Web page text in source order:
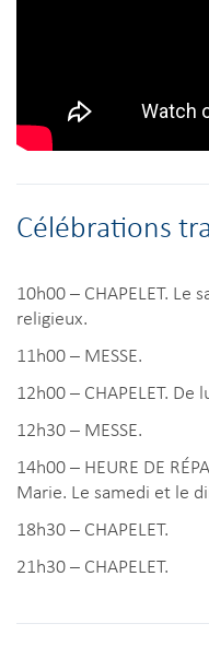
Célébrations
10h00 – CHAPELET. Le
religieux.
11h00 – MESSE.
12h00 – CHAPELET. De
12h30 – MESSE.
14h00 – HEURE DE
Marie. Le samedi et le
18h30 – CHAPELET.
21h30 – CHAPELET.